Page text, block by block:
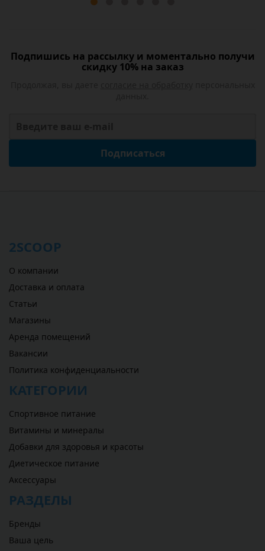
Подпишись на рассылку и моментально получи
скидку 10% на заказ
Подписаться
2SCOOP
О компании
Доставка и оплата
Статьи
Магазины
Аренда помещений
Вакансии
Политика конфиденциальности
КАТЕГОРИИ
Спортивное питание
Витамины и минералы
Добавки для здоровья и красоты
Диетическое питание
Аксессуары
РАЗДЕЛЫ
Бренды
Ваша цель